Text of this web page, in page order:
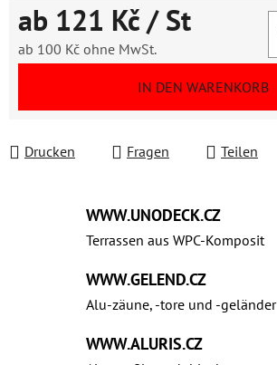
ab 121 Kč/ St
ab 100 Kč ohne MwSt.
IN DEN WARENKORB
Drucken Fragen Teilen
WWW.UNODECK.CZ
Terrassen aus WPC‑Komposit
WWW.GELEND.CZ
Alu-zäune, -tore und -geländer
WWW.ALURIS.CZ